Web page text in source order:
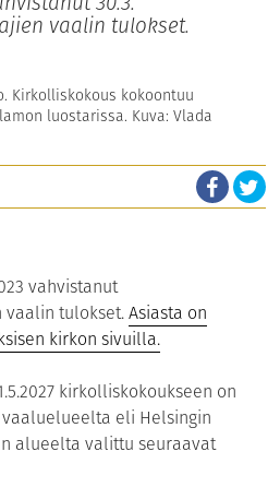
vaalin tulokset.
Kirkolliskokous kokoontuu
luostarissa. Kuva: Vlada
vahvistanut
vaalin tulokset.Asiasta on
kirkon sivuilla.
kirkolliskokoukseen on
eli Helsingin
alueelta valittu seuraavat